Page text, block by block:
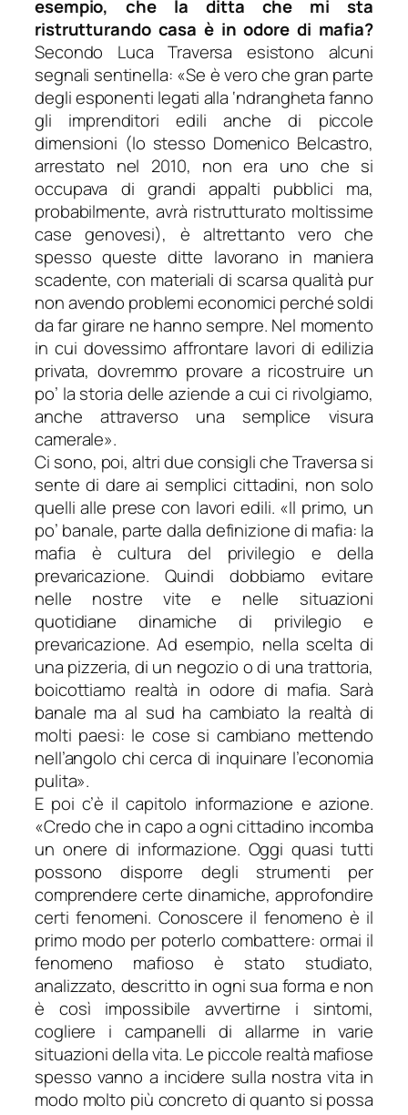
esempio, che la ditta che mi sta
ristrutturando casa è in odore di mafia?
Secondo Luca Traversa esistono alcuni
segnali sentinella: «Se è vero che gran parte
degli esponenti legati alla ‘ndrangheta fanno
gli imprenditori edili anche di piccole
dimensioni (lo stesso Domenico Belcastro,
arrestato nel 2010, non era uno che si
occupava di grandi appalti pubblici ma,
probabilmente, avrà ristrutturato moltissime
case genovesi), è altrettanto vero che
spesso queste ditte lavorano in maniera
scadente, con materiali di scarsa qualità pur
non avendo problemi economici perché soldi
da far girare ne hanno sempre. Nel momento
in cui dovessimo affrontare lavori di edilizia
privata, dovremmo provare a ricostruire un
po’ la storia delle aziende a cui ci rivolgiamo,
anche attraverso una semplice visura
camerale».
Ci sono, poi, altri due consigli che Traversa si
sente di dare ai semplici cittadini, non solo
quelli alle prese con lavori edili. «Il primo, un
po’ banale, parte dalla definizione di mafia: la
mafia è cultura del privilegio e della
prevaricazione. Quindi dobbiamo evitare
nelle nostre vite e nelle situazioni
quotidiane dinamiche di privilegio e
prevaricazione. Ad esempio, nella scelta di
una pizzeria, di un negozio o di una trattoria,
boicottiamo realtà in odore di mafia. Sarà
banale ma al sud ha cambiato la realtà di
molti paesi: le cose si cambiano mettendo
nell’angolo chi cerca di inquinare l’economia
pulita».
E poi c’è il capitolo informazione e azione.
«Credo che in capo a ogni cittadino incomba
un onere di informazione. Oggi quasi tutti
possono disporre degli strumenti per
comprendere certe dinamiche, approfondire
certi fenomeni. Conoscere il fenomeno è il
primo modo per poterlo combattere: ormai il
fenomeno mafioso è stato studiato,
analizzato, descritto in ogni sua forma e non
è così impossibile avvertirne i sintomi,
cogliere i campanelli di allarme in varie
situazioni della vita. Le piccole realtà mafiose
spesso vanno a incidere sulla nostra vita in
modo molto più concreto di quanto si possa